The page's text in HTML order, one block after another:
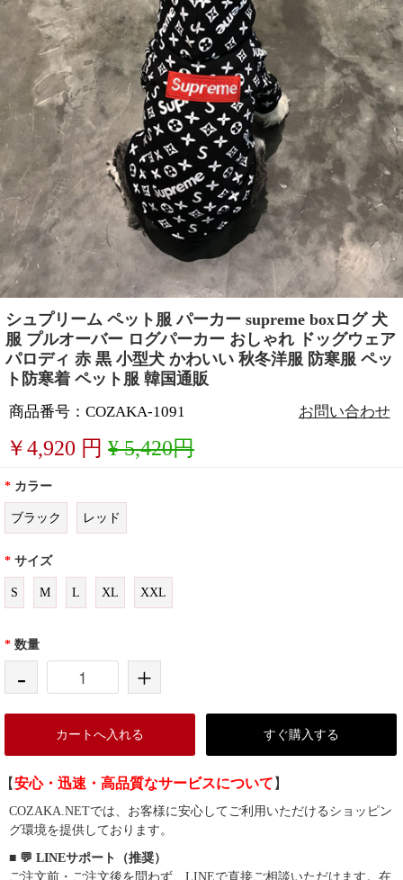
シュプリーム ペット服 パーカー supreme boxログ 犬
服 プルオーバー ログパーカー おしゃれ ドッグウェア
パロディ 赤 黒 小型犬 かわいい 秋冬洋服 防寒服 ペッ
ト防寒着 ペット服 韓国通販
商品番号：COZAKA-1091 お問い合わせ
￥4,920 円 ¥ 5,420円
* カラー
ブラック レッド
* サイズ
S M L XL XXL
* 数量
- +
カートへ入れる すぐ購入する
【安心・迅速・高品質なサービスについて 】
COZAKA.NETでは、お客様に安心してご利用いただけるショッピン
グ環境を提供しております。
■ 💬 LINEサポート（推奨）
ご注文前・ご注文後を問わず、LINEで直接ご相談いただけます。在